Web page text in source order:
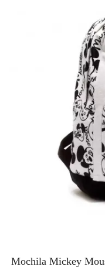
Mochila Mickey